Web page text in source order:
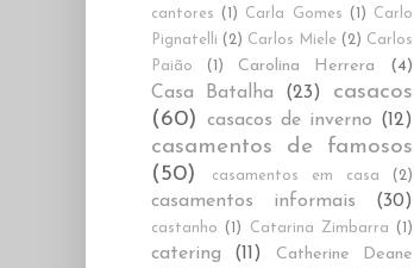
cantores
(1) Carla Gomes (1)
Carlo
Pignatelli (2) Carlos Miele (2) Carlos
Paião
(1) Carolina Herrera (4)
Casa Batalha (23)
casacos
(60)
casacos de inverno (12)
casamentos de famosos
(50)
casamentos em casa (2)
casamentos informais (30)
castanho (1) Catarina Zimbarra (1)
catering (11)
Catherine Deane